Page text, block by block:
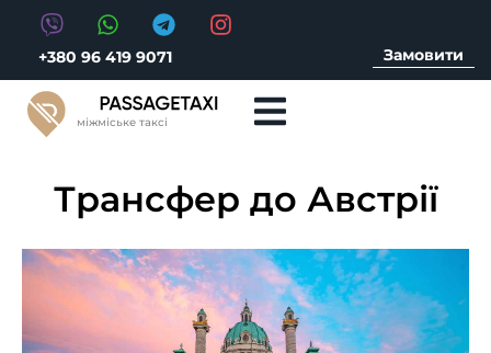
+380 96 419 9071 Замовити
міжміське таксі
Трансфер до Австрії